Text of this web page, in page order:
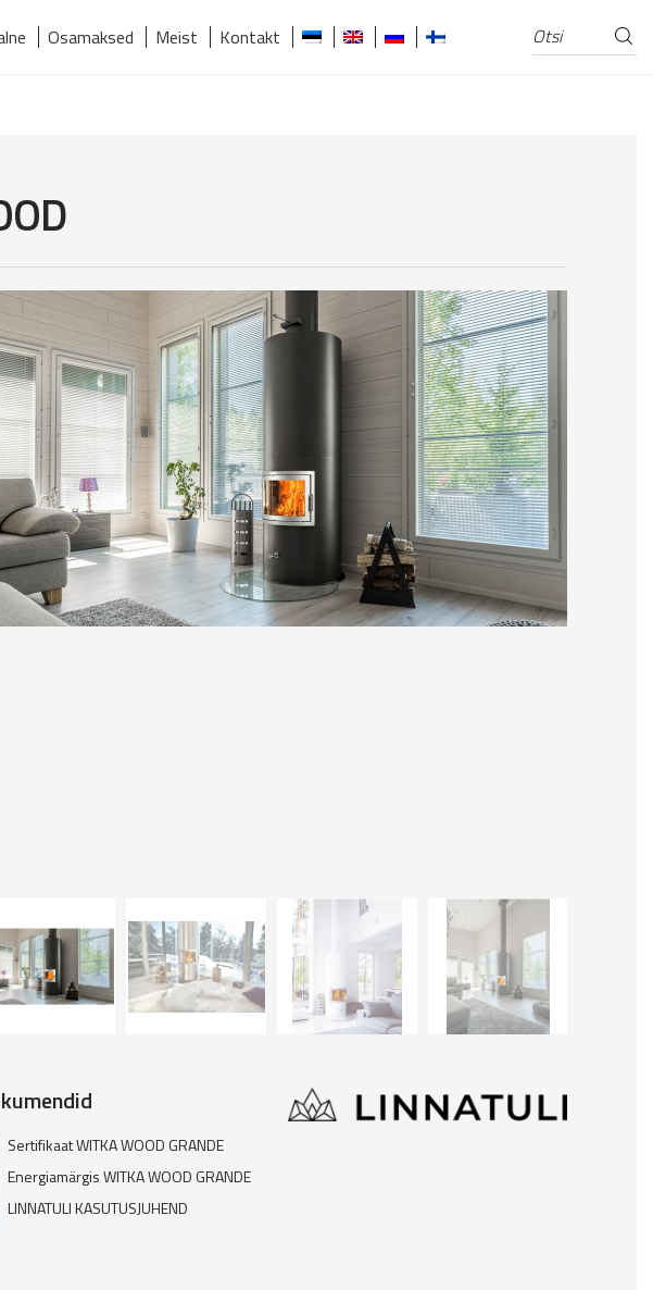
Osamaksed Meist Kontakt Otsi:
Sertifikaat WITKA WOOD GRANDE
Energiamärgis WITKA WOOD GRANDE
LINNATULI KASUTUSJUHEND